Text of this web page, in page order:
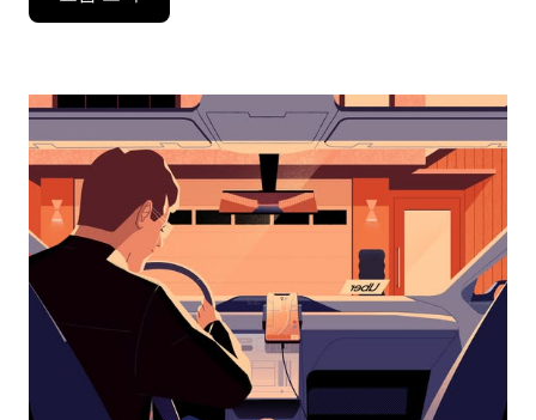
작
면
아
래
화
살
표
러